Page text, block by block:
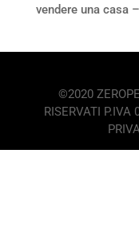
vendere una casa
©2020
RISERVATI P.IVA